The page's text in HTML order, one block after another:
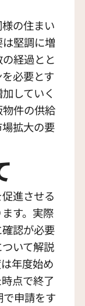
の住まい
堅調に増
経過とと
必要とす
していく
件の供給
拡大の要
進させる
す。実際
認が必要
いて解説
年度始め
点で終了
申請をす